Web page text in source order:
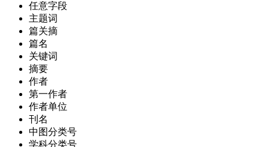
任意字段
主题词
篇关摘
篇名
关键词
摘要
作者
第一作者
作者单位
刊名
中图分类号
学科分类号